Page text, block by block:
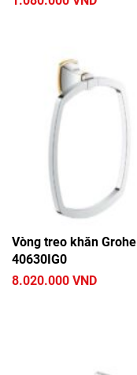
Vòng treo khăn Grohe
40630IG0
8.020.000 VND